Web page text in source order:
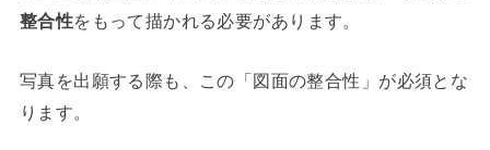
整合性をもって描かれる必要があります。
写真を出願する際も、この「図面の整合性」が必須とな
ります。